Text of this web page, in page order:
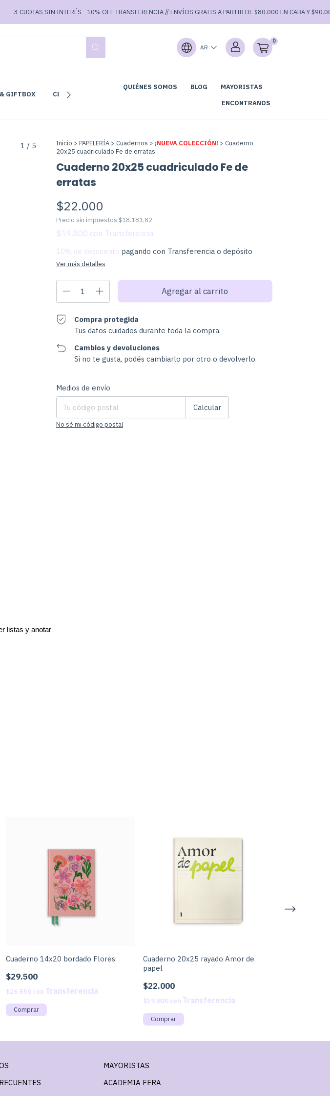
3 CUOTAS SIN INTERÉS - 10% OFF TRANSFERENCIA // ENVÍOS GRATIS A PARTIR DE $80.000 EN CABA Y $90.000
AR
0
GIFTBOX CLUB DE LECTURA
QUIÉNES SOMOS BLOG
MAYORISTAS
ENCONTRANOS
1 / 5 Inicio > PAPELERÍA > Cuadernos > ¡NUEVA COLECCIÓN! > Cuaderno
20x25 cuadriculado Fe de erratas
Cuaderno 20x25 cuadriculado Fe de
erratas
$22.000
Precio sin impuestos $18.181,82
$19.800 con
10% de descuento pagando con Transferencia o depósito
Ver más detalles
Compra protegida
Tus datos cuidados durante toda la compra.
Cambios y devoluciones
Si no te gusta, podés cambiarlo por otro o devolverlo.
Entregas para el CP:
Medios de envío
Calcular
No sé mi código postal
listas y anotar
Cuaderno 14x20 bordado Flores
$29.500
$26.550 con
Cuaderno 20x25 rayado Amor de
papel
$22.000
$19.800 con
MAYORISTAS
ACADEMIA FERA